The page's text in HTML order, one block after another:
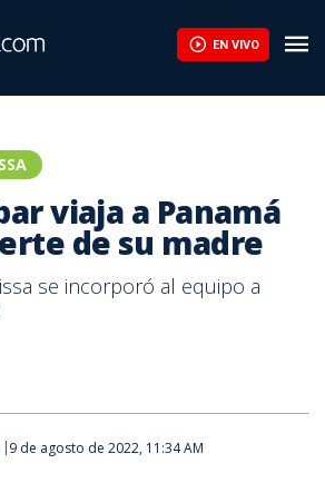
EN VIVO
viaja a Panamá
de su madre
se incorporó al equipo a
9 de agosto de 2022, 11:34 AM